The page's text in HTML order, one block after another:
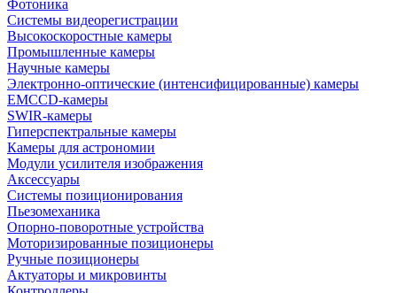
Фотоника
Cистемы видеорегистрации
Высокоскоростные камеры
Промышленные камеры
Научные камеры
Электронно-оптические (интенсифицированные) камеры
EMCCD-камеры
SWIR-камеры
Гиперспектральные камеры
Камеры для астрономии
Модули усилителя изображения
Аксессуары
Системы позиционирования
Пьезомеханика
Опорно-поворотные устройства
Моторизированные позиционеры
Ручные позиционеры
Актуаторы и микровинты